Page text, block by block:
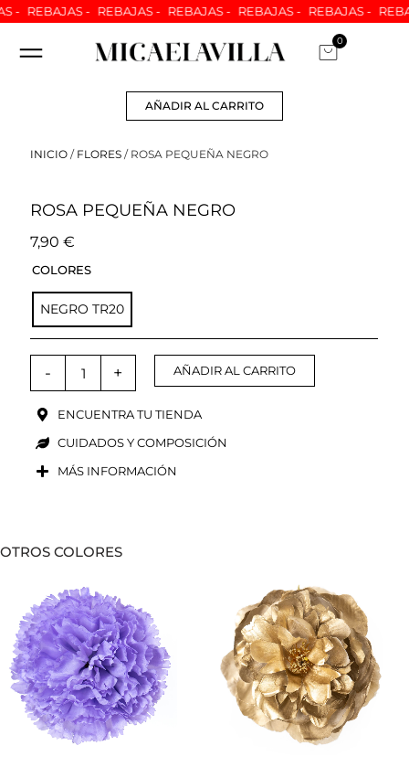
Ir
contenido
- REBAJAS - REBAJAS - REBAJAS - REBAJAS - REBAJAS -
0
Carrito
AÑADIR AL CARRITO
INICIO / FLORES / ROSA PEQUEÑA NEGRO
ROSA PEQUEÑA NEGRO
7,90€
COLORES
NEGRO TR20
-
ROSA
NEGRO
+ AÑADIR AL CARRITO
ENCUENTRA TU TIENDA
CUIDADOS Y COMPOSICIÓN
MÁS INFORMACIÓN
OTROS COLORES